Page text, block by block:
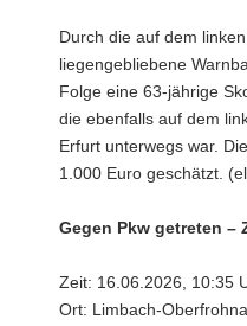
Durch die auf dem
liegengebliebene
Folge eine 63-jährige
die ebenfalls auf dem
Erfurt unterwegs war.
1.000 Euro geschätzt.
Gegen Pkw getreten –
Zeit: 16.06.2026, 10:35
Ort: Limbach-Oberfrohna